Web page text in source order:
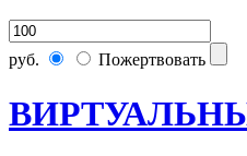
руб. Пожертвовать